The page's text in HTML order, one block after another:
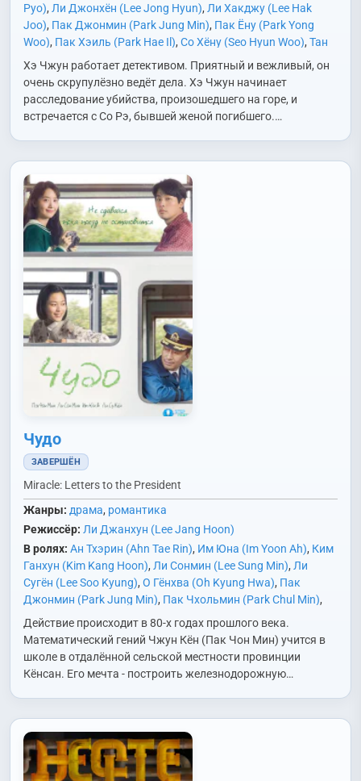
Pyo), Ли Джонхён (Lee Jong Hyun), Ли Хакджу (Lee Hak
Joo), Пак Джонмин (Park Jung Min), Пак Ёну (Park Yong
Woo), Пак Хэиль (Park Hae Il), Со Хёну (Seo Hyun Woo), Тан
Вэй (Tang Wei)
Чон Исо (Jung Yi Seo)
Чон Хадам (Jeong Ha
Ю Сынмок (Yoo Seung Mok)
Хэ Чжун работает детективом. Приятный и вежливый, он
очень скрупулёзно ведёт дела. Хэ Чжун начинает
расследование убийства, произошедшего на горе, и
встречается с Со Рэ, бывшей женой погибшего.…
Чудо
ЗАВЕРШЁН
Miracle: Letters to the President
Жанры: драма, романтика
Режиссёр: Ли Джанхун (Lee Jang Hoon)
В ролях: Ан Тхэрин (Ahn Tae Rin), Им Юна (Im Yoon Ah), Ким
Ганхун (Kim Kang Hoon), Ли Сонмин (Lee Sung Min), Ли
Сугён (Lee Soo Kyung), О Гёнхва (Oh Kyung Hwa), Пак
Джонмин (Park Jung Min), Пак Чхольмин (Park Chul Min),
Чон Мунсон (Jung Moon Sung)
Действие происходит в 80-х годах прошлого века.
Математический гений Чжун Кён (Пак Чон Мин) учится в
школе в отдалённой сельской местности провинции
Кёнсан. Его мечта - построить железнодорожную…